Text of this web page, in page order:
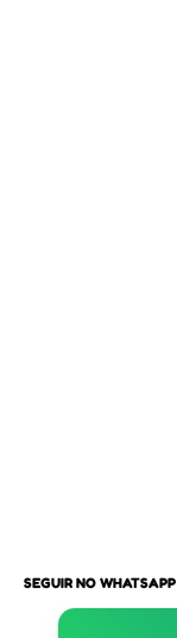
SEGUIR NO WHATSAPP